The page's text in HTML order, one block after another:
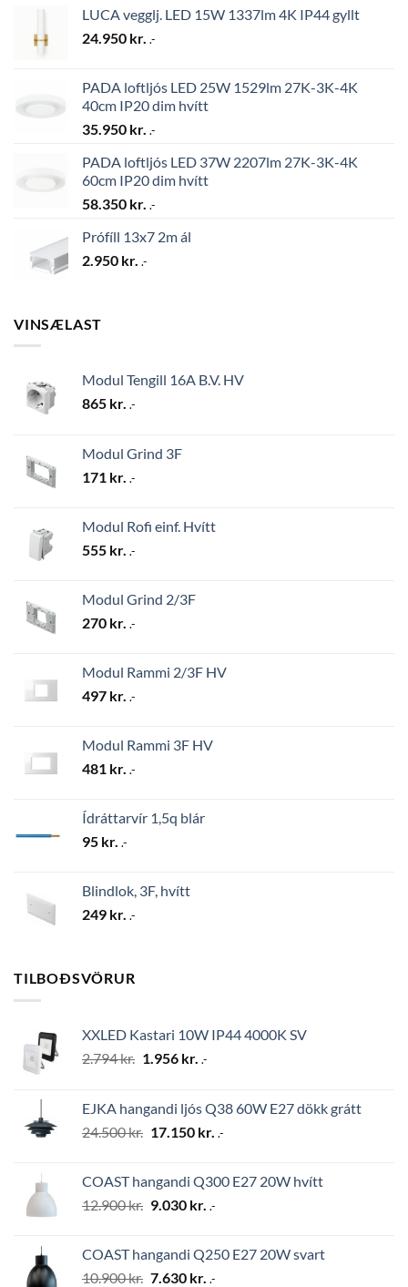
LUCA vegglj. LED 15W 1337lm 4K IP44 gyllt
24.950 kr. .-
PADA loftljós LED 25W 1529lm 27K-3K-4K
40cm IP20 dim hvítt
35.950 kr. .-
PADA loftljós LED 37W 2207lm 27K-3K-4K
60cm IP20 dim hvítt
58.350 kr. .-
Prófíll 13x7 2m ál
2.950 kr. .-
VINSÆLAST
Modul Tengill 16A B.V. HV
865 kr. .-
Modul Grind 3F
171 kr. .-
Modul Rofi einf. Hvítt
555 kr. .-
Modul Grind 2/3F
270 kr. .-
Modul Rammi 2/3F HV
497 kr. .-
Modul Rammi 3F HV
481 kr. .-
Ídráttarvír 1,5q blár
95 kr. .-
Blindlok, 3F, hvítt
249 kr. .-
TILBOÐSVÖRUR
XXLED Kastari 10W IP44 4000K SV
2.794kr. Original
2.794 kr..
1.956 kr. Current
1.956 kr..
.-
EJKA hangandi ljós Q38 60W E27 dökk grátt
24.500kr. Original
24.500 kr..
17.150 kr. Current
17.150 kr..
.-
COAST hangandi Q300 E27 20W hvítt
12.900kr. Original
12.900 kr..
9.030 kr. Current
9.030 kr..
.-
COAST hangandi Q250 E27 20W svart
10.900kr. Original
7.630 kr. Current
.-